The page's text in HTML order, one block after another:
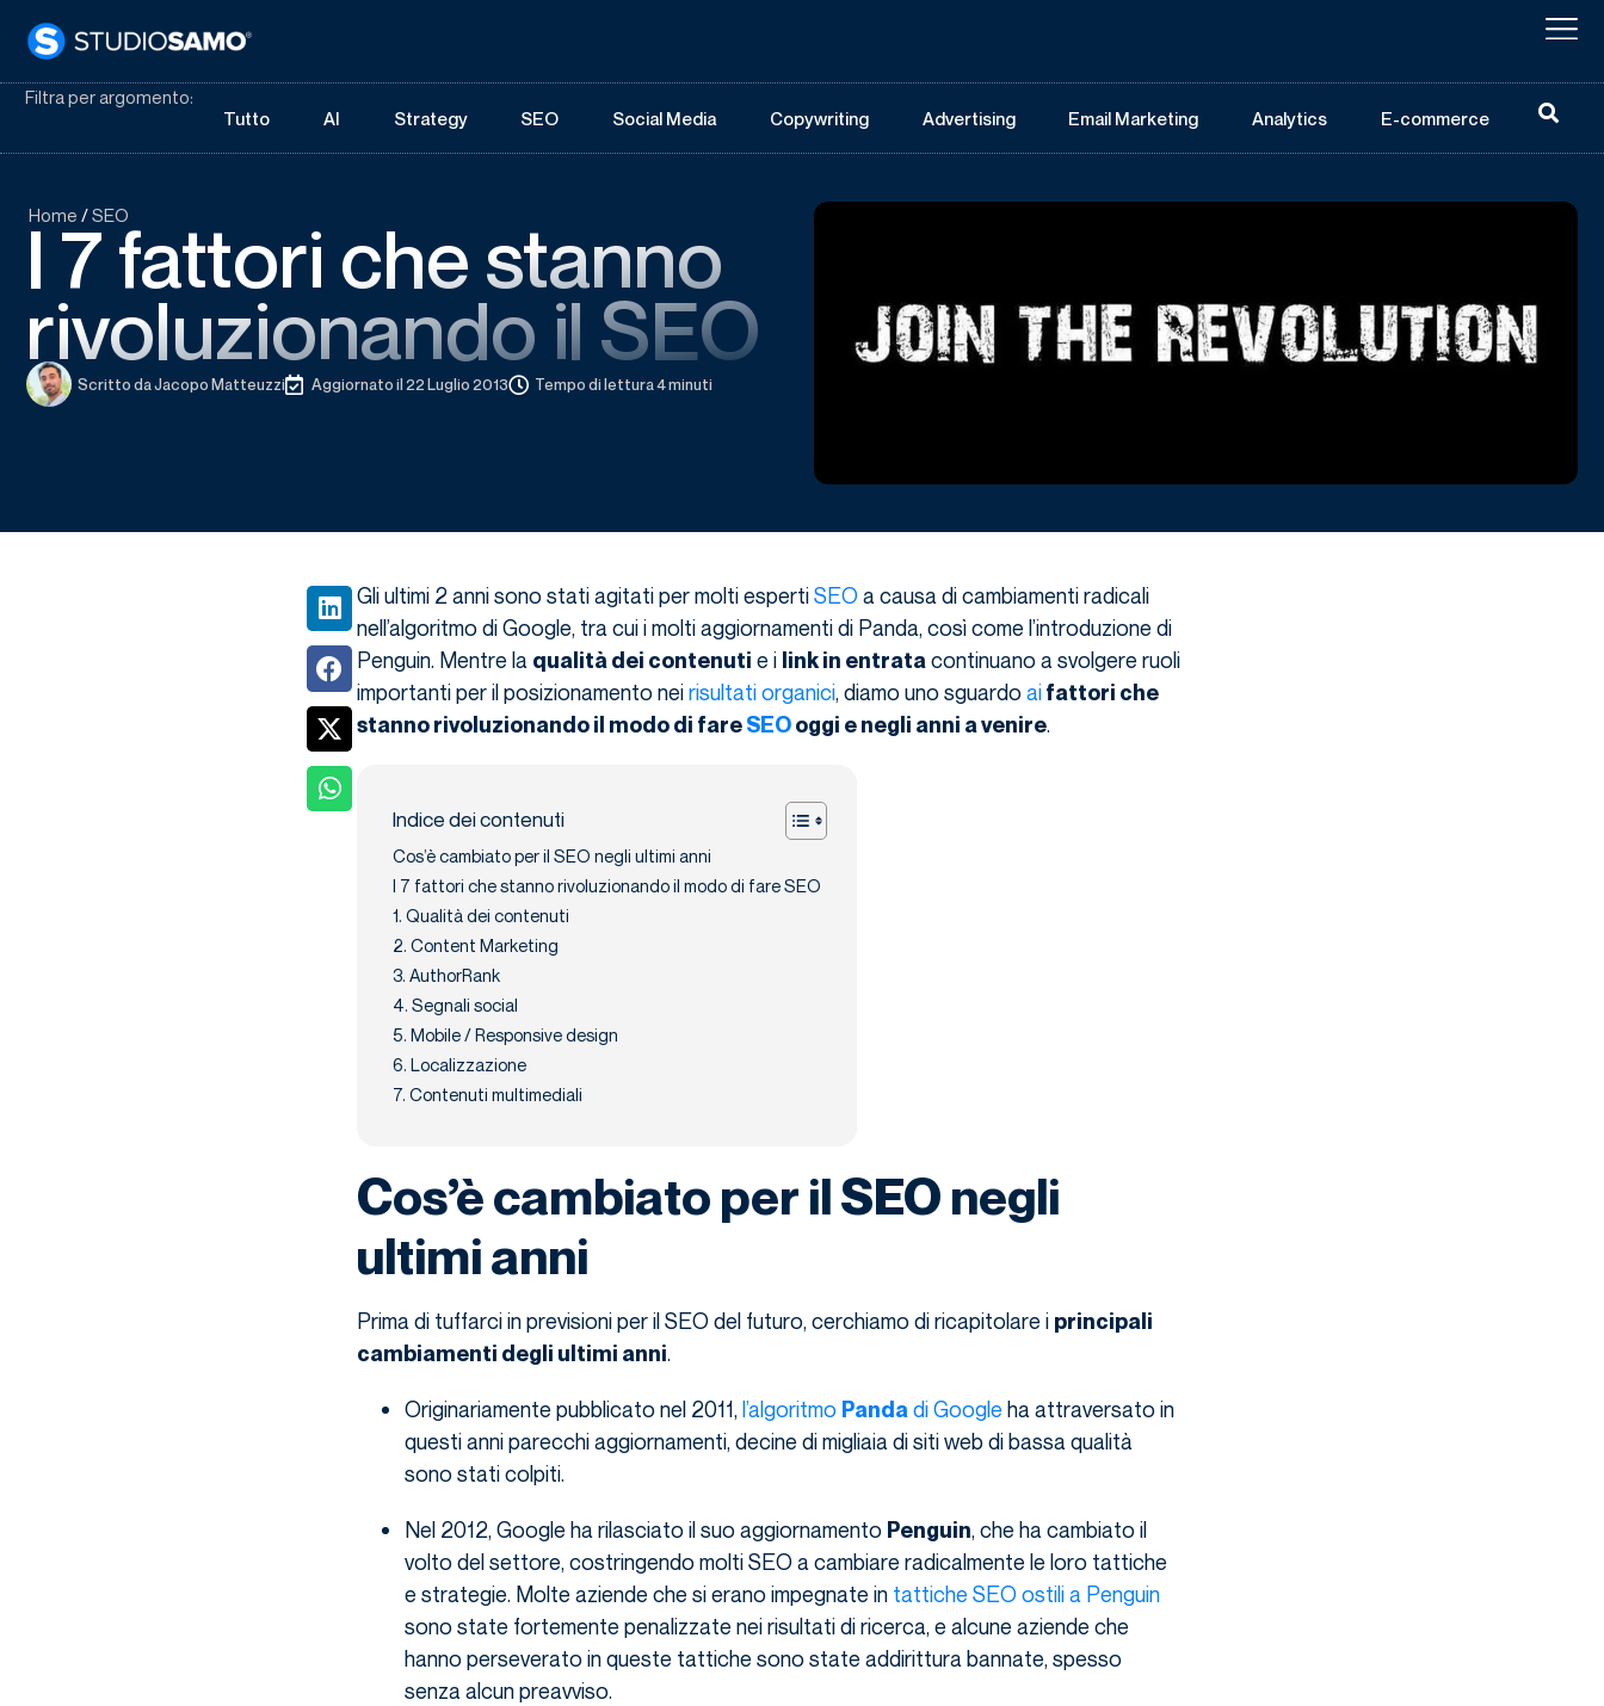
Filtra per argomento:
Tutto
AI Strategy SEO Social Media Copywriting Advertising Email Marketing Analytics E-commerce
Home /SEO
I 7 fattori che stanno
rivoluzionando il SEO
Scritto daJacopo Matteuzzi Aggiornato il 22 Luglio 2013 Tempo di lettura 4 minuti
Gli ultimi 2 anni sono stati agitati per molti espertiSEO a causa di cambiamenti radicali
nell’algoritmo di Google, tra cui i molti aggiornamenti di Panda, così come l’introduzione di
Penguin. Mentre la qualità dei contenuti e i link in entrata continuano a svolgere ruoli
importanti per il posizionamento neirisultati organici, diamo uno sguardo aifattori che
stanno rivoluzionando il modo di fareSEOoggi e negli anni a venire.
Indice dei contenuti
Cos’è cambiato per il SEO negli ultimi anni
I 7 fattori che stanno rivoluzionando il modo di fare SEO
1. Qualità dei contenuti
2. Content Marketing
3. AuthorRank
4. Segnali social
5. Mobile / Responsive design
6. Localizzazione
7. Contenuti multimediali
Cos’è cambiato per il SEO negli
ultimi anni
Prima di tuffarci in previsioni per il SEO del futuro, cerchiamo di ricapitolare i principali
cambiamenti degli ultimi anni.
Originariamente pubblicato nel 2011, l’algoritmo Panda di Google ha attraversato in
questi anni parecchi aggiornamenti, decine di migliaia di siti web di bassa qualità
sono stati colpiti.
Nel 2012, Google ha rilasciato il suo aggiornamento Penguin, che ha cambiato il
volto del settore, costringendo molti SEO a cambiare radicalmente le loro tattiche
e strategie. Molte aziende che si erano impegnate in tattiche SEO ostili a Penguin
sono state fortemente penalizzate nei risultati di ricerca, e alcune aziende che
hanno perseverato in queste tattiche sono state addirittura bannate, spesso
senza alcun preavviso.